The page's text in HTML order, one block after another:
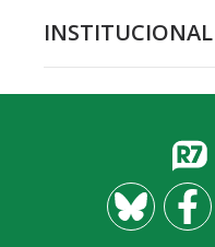
INSTITUCIONAL